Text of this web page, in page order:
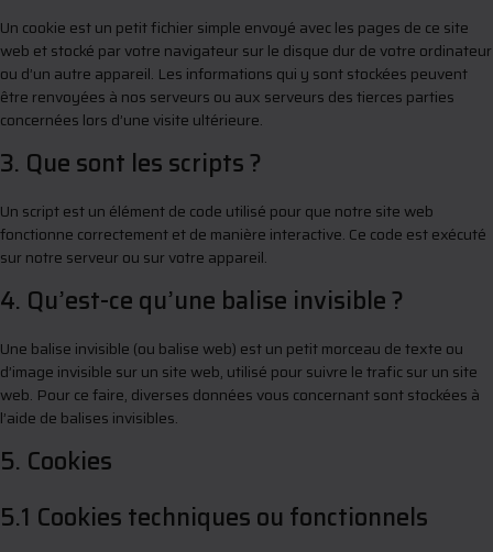
Un cookie est un petit fichier simple envoyé avec les pages de ce site
web et stocké par votre navigateur sur le disque dur de votre ordinateur
ou d’un autre appareil. Les informations qui y sont stockées peuvent
être renvoyées à nos serveurs ou aux serveurs des tierces parties
concernées lors d’une visite ultérieure.
3. Que sont les scripts ?
Un script est un élément de code utilisé pour que notre site web
fonctionne correctement et de manière interactive. Ce code est exécuté
sur notre serveur ou sur votre appareil.
4. Qu’est-ce qu’une balise invisible ?
Une balise invisible (ou balise web) est un petit morceau de texte ou
d’image invisible sur un site web, utilisé pour suivre le trafic sur un site
web. Pour ce faire, diverses données vous concernant sont stockées à
l’aide de balises invisibles.
5. Cookies
5.1 Cookies techniques ou fonctionnels